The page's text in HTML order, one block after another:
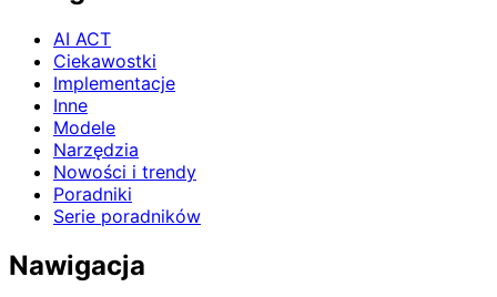
AI ACT
Ciekawostki
Implementacje
Inne
Modele
Narzędzia
Nowości i trendy
Poradniki
Serie poradników
Nawigacja